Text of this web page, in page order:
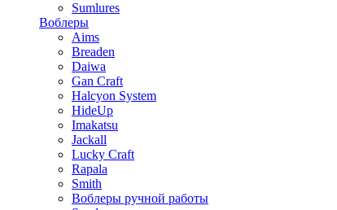
Sumlures
Воблеры
Aims
Breaden
Daiwa
Gan Craft
Halcyon System
HideUp
Imakatsu
Jackall
Lucky Craft
Rapala
Smith
Воблеры ручной работы